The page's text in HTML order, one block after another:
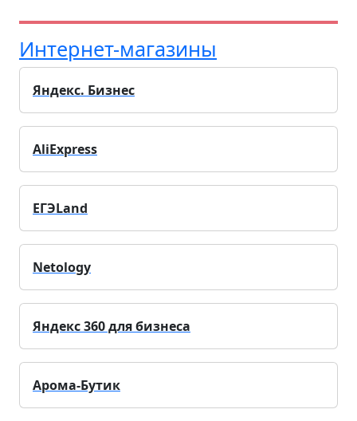
Интернет-магазины
Яндекс. Бизнес
AliExpress
ЕГЭLand
Netology
Яндекс 360 для бизнеса
Арома-Бутик